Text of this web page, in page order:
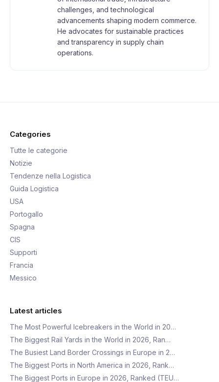
challenges, and technological
advancements shaping modern commerce.
He advocates for sustainable practices
and transparency in supply chain
operations.
Categories
Tutte le categorie
Notizie
Tendenze nella Logistica
Guida Logistica
USA
Portogallo
Spagna
CIS
Supporti
Francia
Messico
Latest articles
The Most Powerful Icebreakers in the World in 20…
The Biggest Rail Yards in the World in 2026, Ran…
The Busiest Land Border Crossings in Europe in 2…
The Biggest Ports in North America in 2026, Rank…
The Biggest Ports in Europe in 2026, Ranked (TEU…